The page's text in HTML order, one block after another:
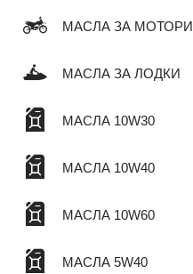
МАСЛА ЗА МОТОРИ
МАСЛА ЗА ЛОДКИ
МАСЛА 10W30
МАСЛА 10W40
МАСЛА 10W60
МАСЛА 5W40